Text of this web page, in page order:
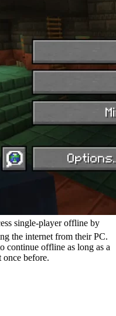
single-player offline by
the internet from their PC.
continue offline as long as a
once before.